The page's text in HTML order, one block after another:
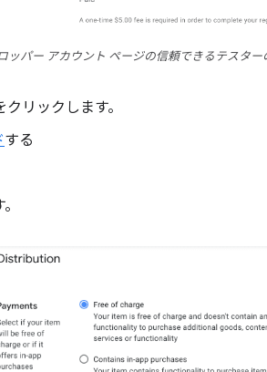
ッパー アカウント ページの信頼できるテスター
リックします。
する